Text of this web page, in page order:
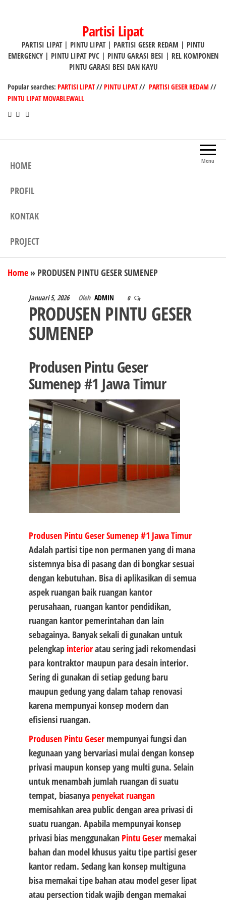
Partisi Lipat
PARTISI LIPAT | PINTU LIPAT | PARTISI GESER REDAM | PINTU
EMERGENCY | PINTU LIPAT PVC | PINTU GARASI BESI | REL KOMPONEN
PINTU GARASI BESI DAN KAYU
Popular searches: PARTISI LIPAT//PINTU LIPAT// PARTISI GESER REDAM//
PINTU LIPAT MOVABLEWALL
Menu
HOME
PROFIL
KONTAK
PROJECT
Home » PRODUSEN PINTU GESER SUMENEP
Januari 5, 2026 Oleh ADMIN 0
PRODUSEN PINTU GESER
SUMENEP
Produsen Pintu Geser
Sumenep #1 Jawa Timur
Produsen Pintu Geser Sumenep #1 Jawa Timur
Adalah partisi tipe non permanen yang di mana
sistemnya bisa di pasang dan di bongkar sesuai
dengan kebutuhan. Bisa di aplikasikan di semua
aspek ruangan baik ruangan kantor
perusahaan, ruangan kantor pendidikan,
ruangan kantor pemerintahan dan lain
sebagainya. Banyak sekali di gunakan untuk
pelengkapinterioratau sering jadi rekomendasi
para kontraktor maupun para desain interior.
Sering di gunakan di setiap gedung baru
maupun gedung yang dalam tahap renovasi
karena mempunyai konsep modern dan
efisiensi ruangan.
Produsen Pintu Geser mempunyai fungsi dan
kegunaan yang bervariasi mulai dengan konsep
privasi maupun konsep yang multi guna. Selain
untuk menambah jumlah ruangan di suatu
tempat, biasanya penyekat ruangan
memisahkan area public dengan area privasi di
suatu ruangan. Apabila mempunyai konsep
privasi bias menggunakan Pintu Gesermemakai
bahan dan model khusus yaitu tipe partisi geser
kantor redam. Sedang kan konsep multiguna
bisa memakai tipe bahan atau model geser lipat
atau persection tidak wajib dengan memakai